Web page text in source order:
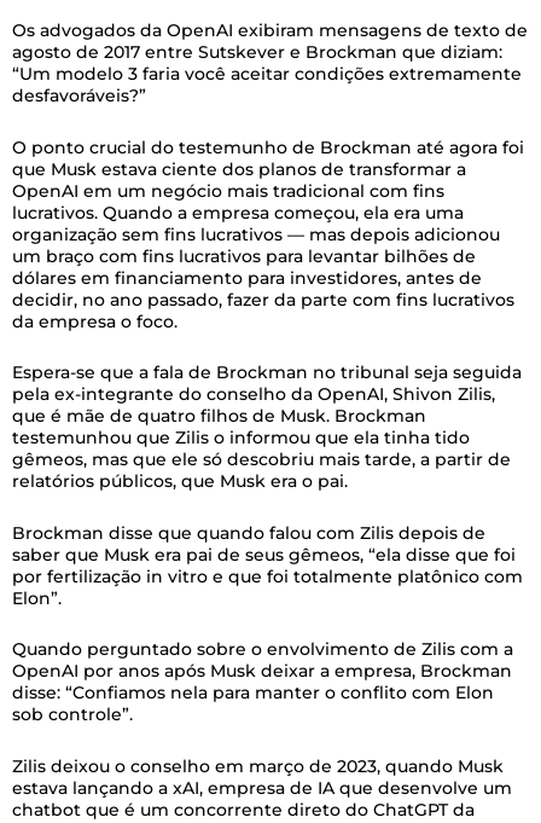
Os advogados da OpenAI exibiram mensagens de texto de
agosto de 2017 entre Sutskever e Brockman que diziam:
“Um modelo 3 faria você aceitar condições extremamente
desfavoráveis?”
O ponto crucial do testemunho de Brockman até agora foi
que Musk estava ciente dos planos de transformar a
OpenAI em um negócio mais tradicional com fins
lucrativos. Quando a empresa começou, ela era uma
organização sem fins lucrativos — mas depois adicionou
um braço com fins lucrativos para levantar bilhões de
dólares em financiamento para investidores, antes de
decidir, no ano passado, fazer da parte com fins lucrativos
da empresa o foco.
Espera-se que a fala de Brockman no tribunal seja seguida
pela ex-integrante do conselho da OpenAI, Shivon Zilis,
que é mãe de quatro filhos de Musk. Brockman
testemunhou que Zilis o informou que ela tinha tido
gêmeos, mas que ele só descobriu mais tarde, a partir de
relatórios públicos, que Musk era o pai.
Brockman disse que quando falou com Zilis depois de
saber que Musk era pai de seus gêmeos, “ela disse que foi
por fertilização in vitro e que foi totalmente platônico com
Elon”.
Quando perguntado sobre o envolvimento de Zilis com a
OpenAI por anos após Musk deixar a empresa, Brockman
disse: “Confiamos nela para manter o conflito com Elon
sob controle”.
Zilis deixou o conselho em março de 2023, quando Musk
estava lançando a xAI, empresa de IA que desenvolve um
chatbot que é um concorrente direto do ChatGPT da